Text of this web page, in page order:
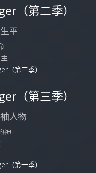
（第二季）
平
（第三季）
人物
神